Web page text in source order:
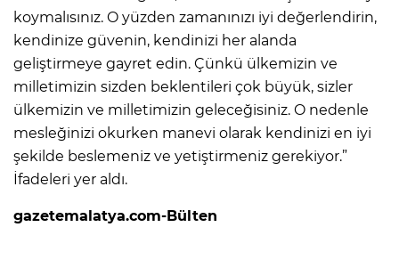
koymalısınız. O yüzden zamanınızı iyi değerlendirin,
kendinize güvenin, kendinizi her alanda
geliştirmeye gayret edin. Çünkü ülkemizin ve
milletimizin sizden beklentileri çok büyük, sizler
ülkemizin ve milletimizin geleceğisiniz. O nedenle
mesleğinizi okurken manevi olarak kendinizi en iyi
şekilde beslemeniz ve yetiştirmeniz gerekiyor.”
İfadeleri yer aldı.
gazetemalatya.com-Bülten